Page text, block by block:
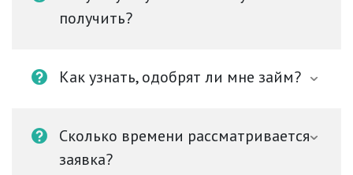
получить?
Как узнать, одобрят ли мне займ?
Сколько времени рассматривается
заявка?